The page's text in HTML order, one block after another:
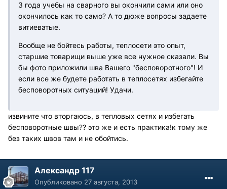
3 года учебы на сварного вы окончили сами или оно
окончилось как то само? А то дюже вопросы задаете
витиеватые.
Вообще не бойтесь работы, теплосети это опыт,
старшие товарищи выше уже все нужное сказали. Вы
бы фото приложили шва Вашего "бесповоротного"! И
если все же будете работать в теплосетях избегайте
бесповоротных ситуаций! Удачи.
извините что вторгаюсь, в тепловых сетях и избегать
бесповоротные швы?? это же и есть практика!к тому же
без таких швов там и не обойтись.
Александр 117
Опубликовано 27 августа, 2013